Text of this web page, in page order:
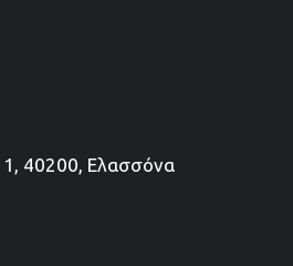
40200, Ελασσόνα